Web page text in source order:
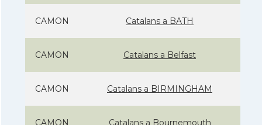
CAMON Catalans a BATH
CAMON Catalans a Belfast
CAMON Catalans a BIRMINGHAM
CAMON Catalans a Bournemouth